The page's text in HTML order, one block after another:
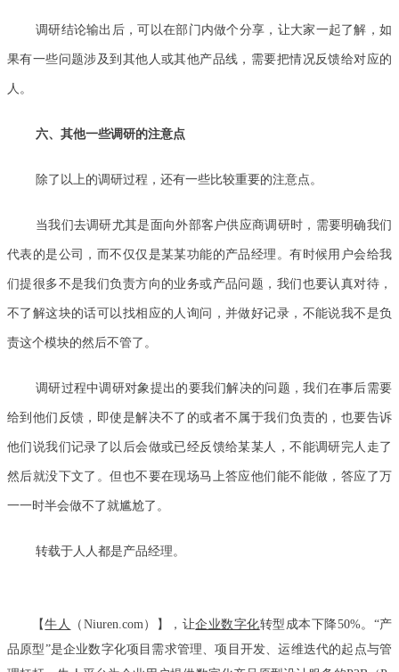
调研结论输出后，可以在部门内做个分享，让大家一起了解，如
果有一些问题涉及到其他人或其他产品线，需要把情况反馈给对应的
人。
六、其他一些调研的注意点
除了以上的调研过程，还有一些比较重要的注意点。
当我们去调研尤其是面向外部客户供应商调研时，需要明确我们
代表的是公司，而不仅仅是某某功能的产品经理。有时候用户会给我
们提很多不是我们负责方向的业务或产品问题，我们也要认真对待，
不了解这块的话可以找相应的人询问，并做好记录，不能说我不是负
责这个模块的然后不管了。
调研过程中调研对象提出的要我们解决的问题，我们在事后需要
给到他们反馈，即使是解决不了的或者不属于我们负责的，也要告诉
他们说我们记录了以后会做或已经反馈给某某人，不能调研完人走了
然后就没下文了。但也不要在现场马上答应他们能不能做，答应了万
一一时半会做不了就尴尬了。
转载于人人都是产品经理。
【牛人 （Niuren.com）】，让企业数字化转型成本下降50%。“产
品原型”是企业数字化项目需求管理、项目开发、运维迭代的起点与管